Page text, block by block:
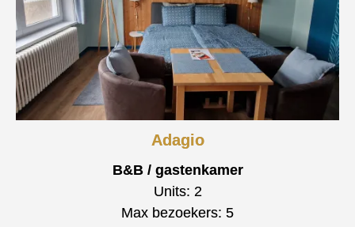
Adagio
B&B / gastenkamer
Units: 2
Max bezoekers: 5